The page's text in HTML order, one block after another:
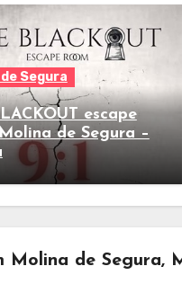
de Segura
escape
de Segura –
de Segura,